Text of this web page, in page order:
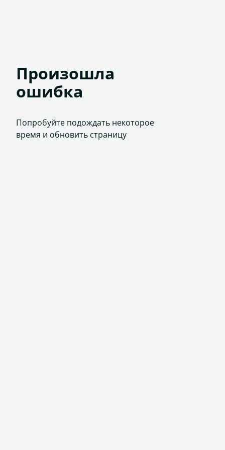
Произошла
ошибка
Попробуйте подождать некоторое
время и обновить страницу